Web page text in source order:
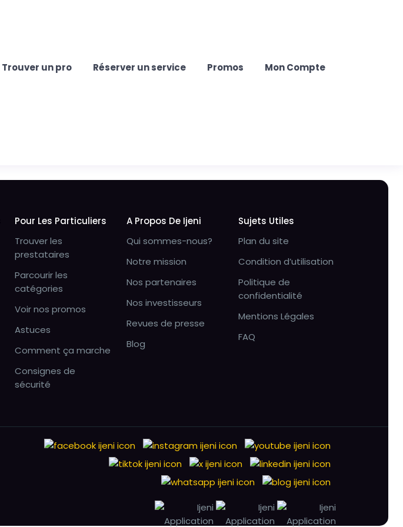
Trouver un pro Réserver un service Promos Mon Compte
Pour Les Particuliers
Trouver les
prestataires
Parcourir les
catégories
Voir nos promos
Astuces
Comment ça marche
Consignes de
sécurité
A Propos De Ijeni
Qui sommes-nous?
Notre mission
Nos partenaires
Nos investisseurs
Revues de presse
Blog
Sujets Utiles
Plan du site
Condition d’utilisation
Politique de
confidentialité
Mentions Légales
FAQ